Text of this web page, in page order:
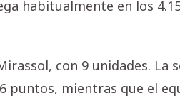
habitualmente en los
con 9 unidades. La
puntos, mientras que el